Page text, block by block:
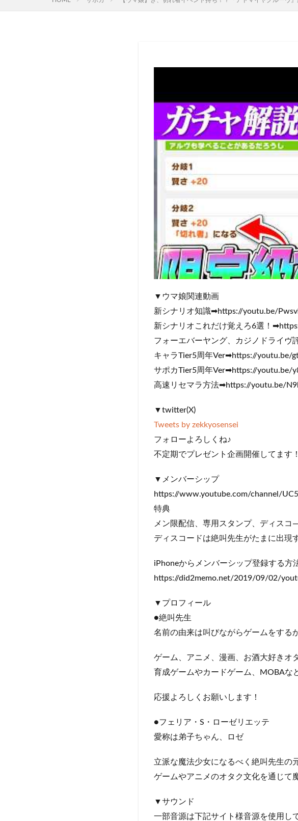
▼ウマ娘関連動画
新シナリオ知識➡https://youtu.be/
新シナリオこれだけ覚えろ6選！
フォーエバーヤング、カジノドライヴ
キャラTier5周年Ver➡https://youtu.be/
サポカTier5周年Ver➡https://youtu.be/
高速リセマラ方法➡https://youtu.be/
▼twitter(X)
Tweets by zekkyosensei
フォローよろしくね♪
不定期でプレゼント企画開催してます！
▼メンバーシップ
https://www.youtube.com/channel/
特典
メン限配信、専用スタンプ、ディス
ディスコードは絶叫先生がたまに出現
iPhoneからメンバーシップ登録する方
https://did2memo.net/2019/09/02/
▼プロフィール
●絶叫先生
名前の由来は叫びながらゲームをする
ゲーム、アニメ、漫画、お酒大好きオ
育成ゲームやカードゲーム、MOBAな
応援よろしくお願いします！
●フェリア・S・ローゼリエッテ
愛称は弟子ちゃん、ロゼ
立派な魔法少女になるべく絶叫先生の
ゲームやアニメのオタク文化を通じて
▼サウンド
一部音源は下記サイト様音源を使用し